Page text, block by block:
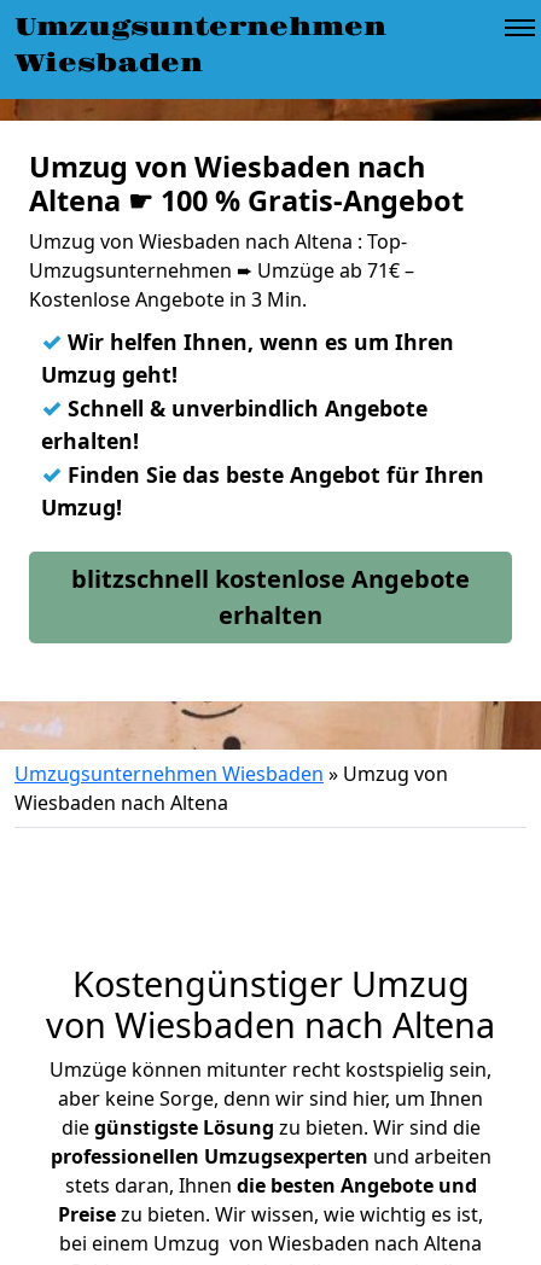
Umzugsunternehmen
Wiesbaden
Umzug von Wiesbaden nach
Altena ☛ 100 % Gratis-Angebot
Umzug von Wiesbaden nach Altena : Top-
Umzugsunternehmen ➨ Umzüge ab 71€ –
Kostenlose Angebote in 3 Min.
✓ Wir helfen Ihnen, wenn es um Ihren
Umzug geht!
✓ Schnell & unverbindlich Angebote
erhalten!
✓ Finden Sie das beste Angebot für Ihren
Umzug!
blitzschnell kostenlose Angebote
erhalten
Umzugsunternehmen Wiesbaden » Umzug von
Wiesbaden nach Altena
Kostengünstiger Umzug
von Wiesbaden nach Altena
Umzüge können mitunter recht kostspielig sein,
aber keine Sorge, denn wir sind hier, um Ihnen
diegünstigste Lösung zu bieten. Wir sind die
professionellen Umzugsexperten und arbeiten
stets daran, Ihnen die besten Angebote und
Preisezu bieten. Wir wissen, wie wichtig es ist,
bei einem Umzug von Wiesbaden nach Altena